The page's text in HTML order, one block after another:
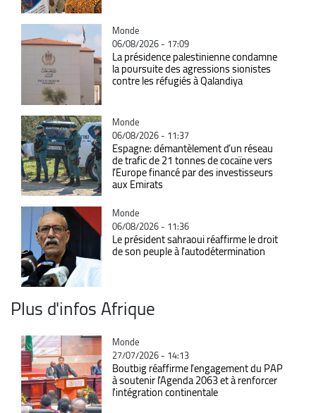
Catégorie
Monde
06/08/2026 - 17:09
La présidence palestinienne condamne
la poursuite des agressions sionistes
contre les réfugiés à Qalandiya
Catégorie
Monde
06/08/2026 - 11:37
Espagne: démantèlement d’un réseau
de trafic de 21 tonnes de cocaïne vers
l’Europe financé par des investisseurs
aux Emirats
Catégorie
Monde
06/08/2026 - 11:36
Le président sahraoui réaffirme le droit
de son peuple à l'autodétermination
Plus d'infos Afrique
Catégorie
Monde
27/07/2026 - 14:13
Boutbig réaffirme l'engagement du PAP
à soutenir l'Agenda 2063 et à renforcer
l'intégration continentale